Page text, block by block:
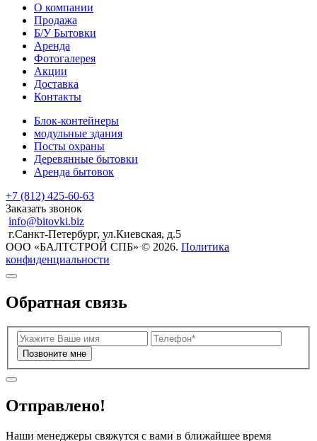
О компании
Продажа
Б/У Бытовки
Аренда
Фотогалерея
Акции
Доставка
Контакты
Блок-контейнеры
модульные здания
Посты охраны
Деревянные бытовки
Аренда бытовок
+7 (812) 425-60-63
Заказать звонок
info@bitovki.biz
г.Санкт-Петербург, ул.Киевская, д.5
ООО «БАЛТСТРОЙ СПБ» © 2026. Политика
конфиденциальности
Обратная связь
Позвоните мне
Отправлено!
Наши менеджеры свяжутся с вами в ближайшее время